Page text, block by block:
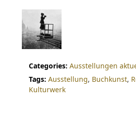
Categories: Ausstellungen
Tags: Ausstellung, Buchkunst,
Kulturwerk